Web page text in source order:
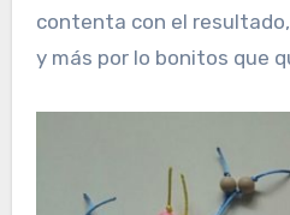
contenta con el
y más por lo bonitos que